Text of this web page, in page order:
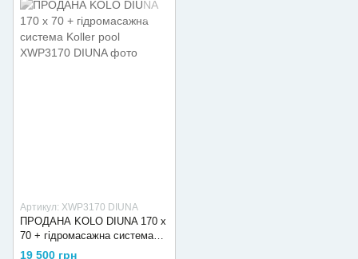
Артикул: XWP3170 DIUNA
ПРОДАНА KOLO DIUNA 170 х
70 + гідромасажна система
Koller pool
19 500 грн